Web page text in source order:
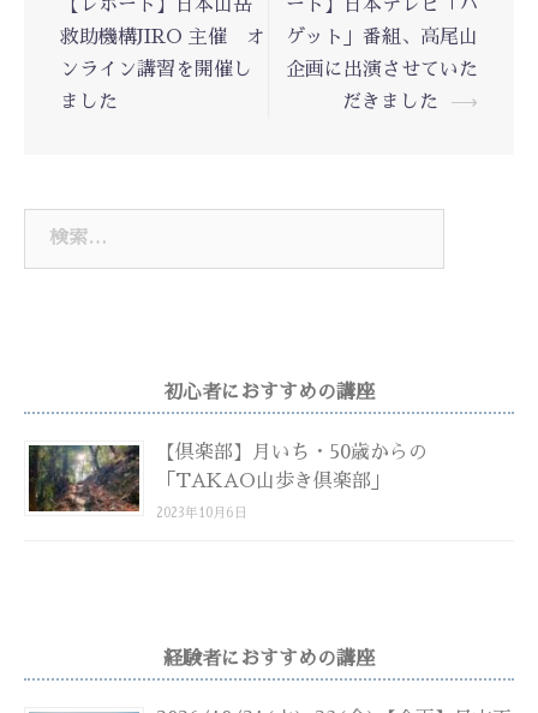
ナ
ビ
ゲ
ー
【レポート】日本山岳
救助機構JIRO 主催 オ
ンライン講習を開催し
ました
ート】日本テレビ「バ
ゲット」番組、高尾山
企画に出演させていた
だきました
⟶
初心者におすすめの講座
【倶楽部】月いち・50歳からの
「TAKAO山歩き倶楽部」
2023年10月6日
経験者におすすめの講座